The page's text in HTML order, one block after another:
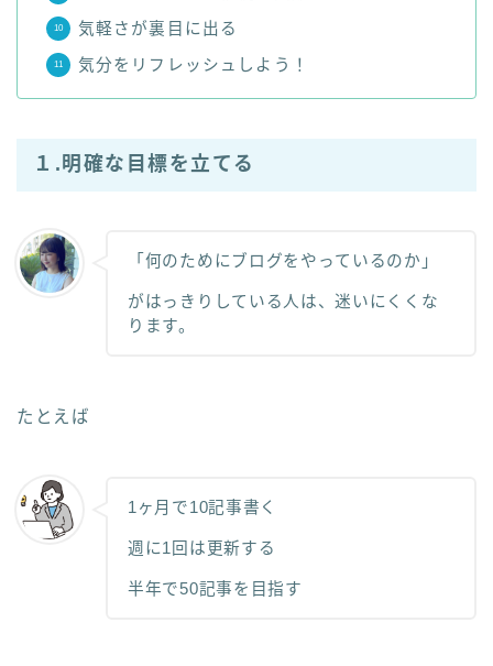
気軽さが裏目に出る
気分をリフレッシュしよう！
１.明確な目標を立てる
「何のためにブログをやっているのか」
がはっきりしている人は、迷いにくくな
ります。
たとえば
1ヶ月で10記事書く
週に1回は更新する
半年で50記事を目指す